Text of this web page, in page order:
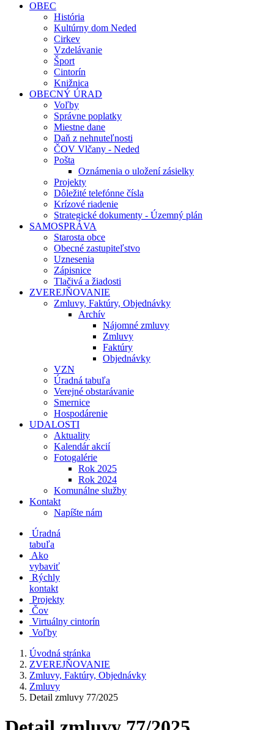
OBEC
História
Kultúrny dom Neded
Cirkev
Vzdelávanie
Šport
Cintorín
Knižnica
OBECNÝ ÚRAD
Voľby
Správne poplatky
Miestne dane
Daň z nehnuteľnosti
ČOV Vlčany - Neded
Pošta
Oznámenia o uložení zásielky
Projekty
Dôležité telefónne čísla
Krízové riadenie
Strategické dokumenty - Územný plán
SAMOSPRÁVA
Starosta obce
Obecné zastupiteľstvo
Uznesenia
Zápisnice
Tlačivá a žiadosti
ZVEREJŇOVANIE
Zmluvy, Faktúry, Objednávky
Archív
Nájomné zmluvy
Zmluvy
Faktúry
Objednávky
VZN
Úradná tabuľa
Verejné obstarávanie
Smernice
Hospodárenie
UDALOSTI
Aktuality
Kalendár akcií
Fotogalérie
Rok 2025
Rok 2024
Komunálne služby
Kontakt
Napíšte nám
Úradná
tabuľa
Ako
vybaviť
Rýchly
kontakt
Projekty
Čov
Virtuálny cintorín
Voľby
Úvodná stránka
ZVEREJŇOVANIE
Zmluvy, Faktúry, Objednávky
Zmluvy
Detail zmluvy 77/2025